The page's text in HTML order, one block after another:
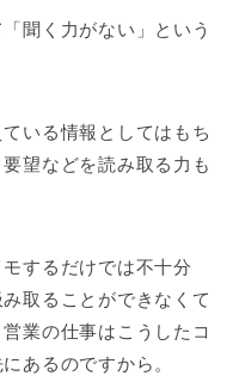
聞く力がない」という
いる情報としてはもち
望などを読み取る力も
するだけでは不十分
取ることができなくて
業の仕事はこうしたコ
あるのですから。